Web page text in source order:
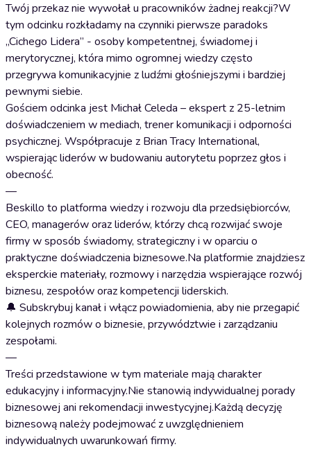
Twój przekaz nie wywołał u pracowników żadnej reakcji?W
tym odcinku rozkładamy na czynniki pierwsze paradoks
„Cichego Lidera” - osoby kompetentnej, świadomej i
merytorycznej, która mimo ogromnej wiedzy często
przegrywa komunikacyjnie z ludźmi głośniejszymi i bardziej
pewnymi siebie.
Gościem odcinka jest Michał Celeda – ekspert z 25-letnim
doświadczeniem w mediach, trener komunikacji i odporności
psychicznej. Współpracuje z Brian Tracy International,
wspierając liderów w budowaniu autorytetu poprzez głos i
obecność.
—
Beskillo to platforma wiedzy i rozwoju dla przedsiębiorców,
CEO, managerów oraz liderów, którzy chcą rozwijać swoje
firmy w sposób świadomy, strategiczny i w oparciu o
praktyczne doświadczenia biznesowe.Na platformie znajdziesz
eksperckie materiały, rozmowy i narzędzia wspierające rozwój
biznesu, zespołów oraz kompetencji liderskich.
🔔 Subskrybuj kanał i włącz powiadomienia, aby nie przegapić
kolejnych rozmów o biznesie, przywództwie i zarządzaniu
zespołami.
—
Treści przedstawione w tym materiale mają charakter
edukacyjny i informacyjny.Nie stanowią indywidualnej porady
biznesowej ani rekomendacji inwestycyjnej.Każdą decyzję
biznesową należy podejmować z uwzględnieniem
indywidualnych uwarunkowań firmy.